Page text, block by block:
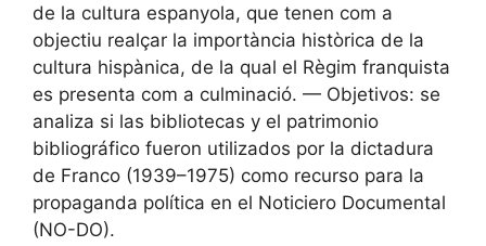
de la cultura espanyola, que tenen com a
objectiu realçar la importància històrica de la
cultura hispànica, de la qual el Règim franquista
es presenta com a culminació. — Objetivos: se
analiza si las bibliotecas y el patrimonio
bibliográfico fueron utilizados por la dictadura
de Franco (1939–1975) como recurso para la
propaganda política en el Noticiero Documental
(NO-DO).